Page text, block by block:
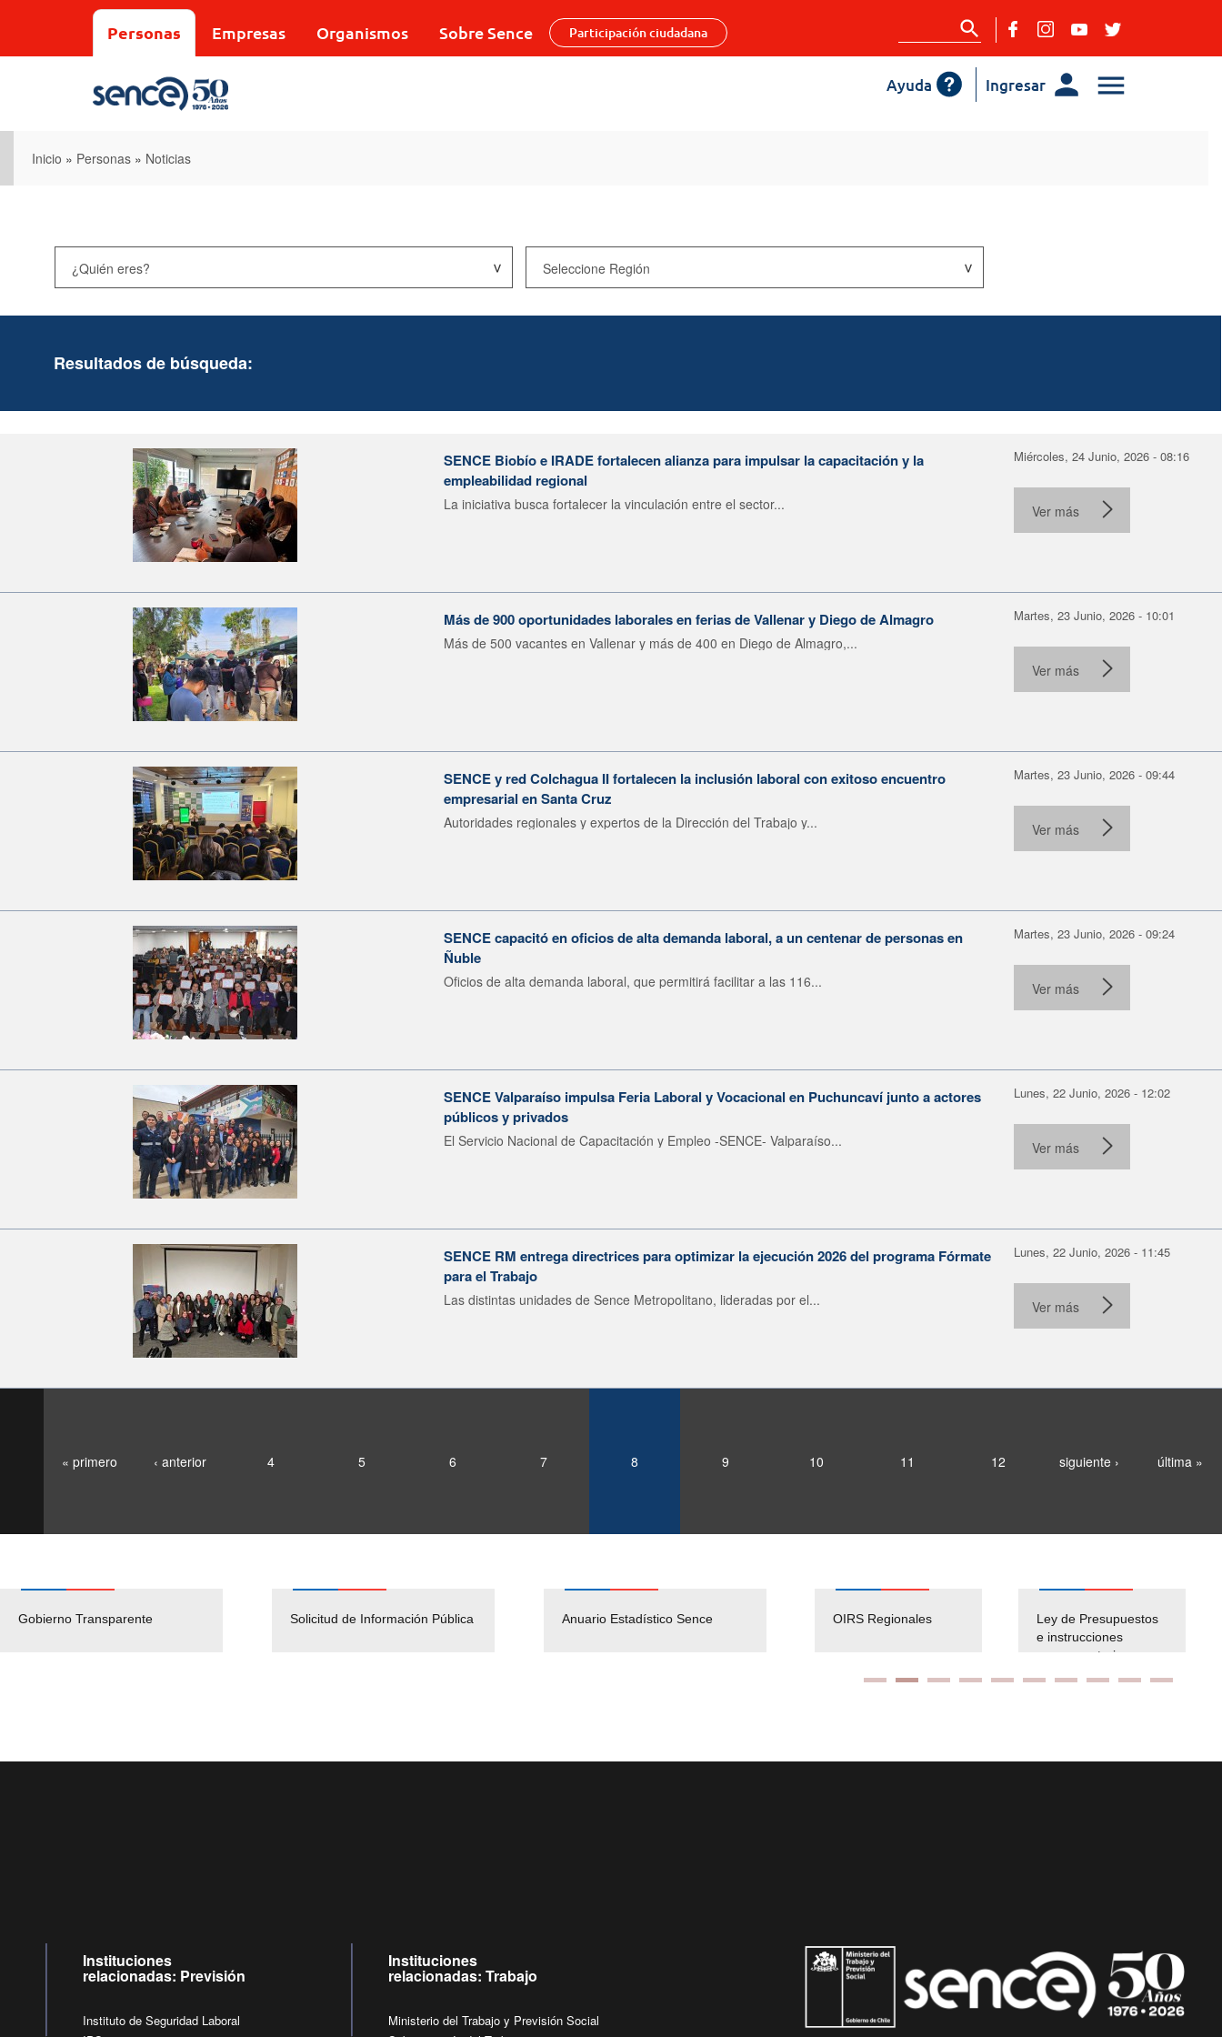
Personas Empresas Organismos Sobre Sence Participación ciudadana
Ingresar
Ayuda
Inicio » Personas » Noticias
Resultados de búsqueda:
SENCE Biobío e IRADE fortalecen alianza para impulsar la capacitación y la
empleabilidad regional
La iniciativa busca fortalecer la vinculación entre el sector...
Miércoles, 24 Junio, 2026 - 08:16
Ver más
Más de 900 oportunidades laborales en ferias de Vallenar y Diego de Almagro
Más de 500 vacantes en Vallenar y más de 400 en Diego de Almagro,...
Martes, 23 Junio, 2026 - 10:01
Ver más
SENCE y red Colchagua II fortalecen la inclusión laboral con exitoso encuentro
empresarial en Santa Cruz
Autoridades regionales y expertos de la Dirección del Trabajo y...
Martes, 23 Junio, 2026 - 09:44
Ver más
SENCE capacitó en oficios de alta demanda laboral, a un centenar de personas en
Ñuble
Oficios de alta demanda laboral, que permitirá facilitar a las 116...
Martes, 23 Junio, 2026 - 09:24
Ver más
SENCE Valparaíso impulsa Feria Laboral y Vocacional en Puchuncaví junto a actores
públicos y privados
El Servicio Nacional de Capacitación y Empleo -SENCE- Valparaíso...
Lunes, 22 Junio, 2026 - 12:02
Ver más
SENCE RM entrega directrices para optimizar la ejecución 2026 del programa Fórmate
para el Trabajo
Las distintas unidades de Sence Metropolitano, lideradas por el...
Lunes, 22 Junio, 2026 - 11:45
Ver más
« primero ‹ anterior 4 5 6 7 8 9 10 11 12 siguiente › última »
Gobierno Transparente Solicitud de Información Pública Anuario Estadístico Sence
Pago Proveedores
Empleos Públicos
Solicitud Audiencias y
OIRS Regionales
Ley de Presupuestos
e instrucciones
presuspuetarias
Instituciones
relacionadas: Previsión
Instituto de Seguridad Laboral
Instituciones
relacionadas: Trabajo
Ministerio del Trabajo y Previsión Social